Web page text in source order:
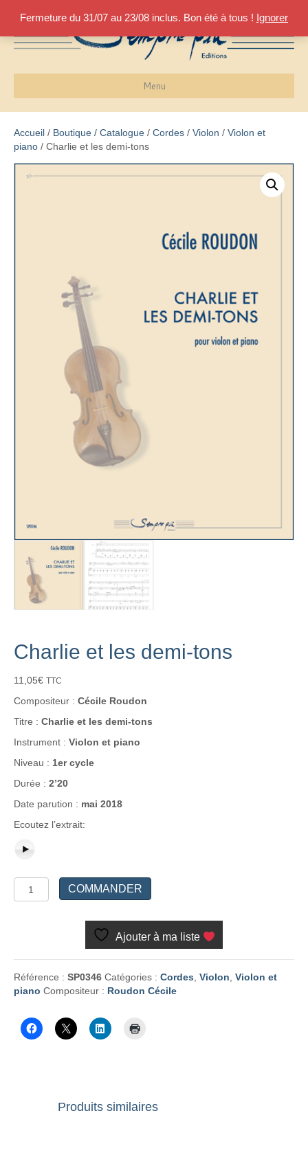
Fermeture du 31/07 au 23/08 inclus. Bon été à tous ! Ignorer
Menu
Accueil / Boutique / Catalogue / Cordes / Violon / Violon et
piano / Charlie et les demi-tons
Charlie et les demi-tons
11,05€ TTC
Compositeur : Cécile Roudon
Titre : Charlie et les demi-tons
Instrument : Violon et piano
Niveau : 1er cycle
Durée : 2’20
Date parution : mai 2018
Ecoutez l’extrait:
quantité
de
COMMANDER
Ajouter à ma liste
Référence : SP0346 Catégories : Cordes, Violon, Violon et
piano Compositeur : Roudon Cécile
Produits similaires